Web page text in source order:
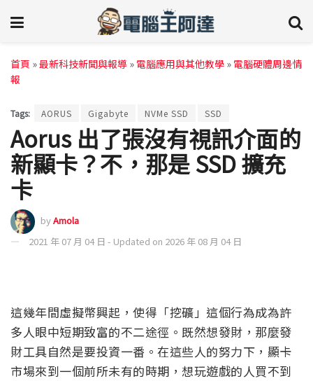
首頁 »最新科技新聞與報導 » 電腦應用與其他教學 » 電腦硬體周邊情
報
Tags: AORUS Gigabyte NVMe SSD SSD
Aorus 出了張沒有視訊介面的
新顯卡？不，那是 SSD 擴充
卡
byAmola
2021 年 07 月 04 日 - Updated on 2026 年 08 月 04 日
這幾年間虛擬幣興起，使得「挖礦」這個行為成為許
多人眼中短期致富的不二途徑。既然想發財，那麼發
財工具自然是要投資一番。在這些人的努力下，顯卡
市場來到一個前所未有的時期，想玩遊戲的人買不到